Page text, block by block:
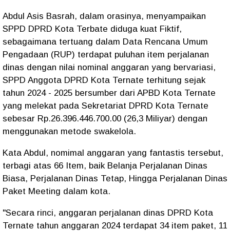
Abdul Asis Basrah, dalam orasinya, menyampaikan
SPPD DPRD Kota Terbate diduga kuat Fiktif,
sebagaimana tertuang dalam Data Rencana Umum
Pengadaan (RUP) terdapat puluhan item perjalanan
dinas dengan nilai nominal anggaran yang bervariasi,
SPPD Anggota DPRD Kota Ternate terhitung sejak
tahun 2024 - 2025 bersumber dari APBD Kota Ternate
yang melekat pada Sekretariat DPRD Kota Ternate
sebesar Rp.26.396.446.700.00 (26,3 Miliyar) dengan
menggunakan metode swakelola.
Kata Abdul, nomimal anggaran yang fantastis tersebut,
terbagi atas 66 Item, baik Belanja Perjalanan Dinas
Biasa, Perjalanan Dinas Tetap, Hingga Perjalanan Dinas
Paket Meeting dalam kota.
"Secara rinci, anggaran perjalanan dinas DPRD Kota
Ternate tahun anggaran 2024 terdapat 34 item paket, 11